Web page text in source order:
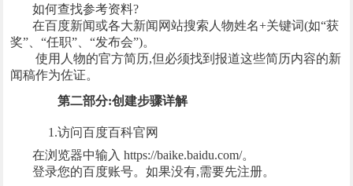
如何查找参考资料?
在百度新闻或各大新闻网站搜索人物姓名+关键词(如“获
奖”、“任职”、“发布会”)。
使用人物的官方简历,但必须找到报道这些简历内容的新
闻稿作为佐证。
第二部分:创建步骤详解
1.访问百度百科官网
在浏览器中输入 https://baike.baidu.com/。
登录您的百度账号。如果没有,需要先注册。